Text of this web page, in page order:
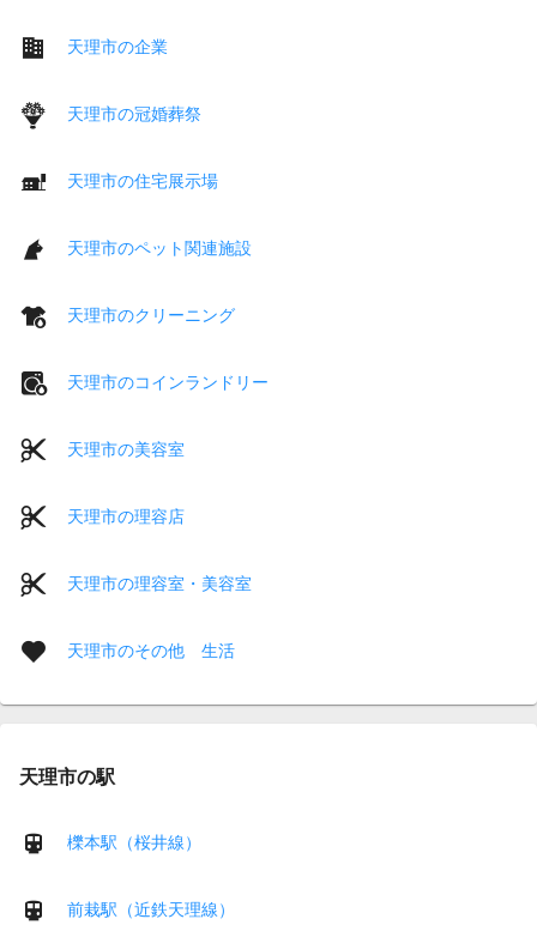
天理市の企業
天理市の冠婚葬祭
天理市の住宅展示場
天理市のペット関連施設
天理市のクリーニング
天理市のコインランドリー
天理市の美容室
天理市の理容店
天理市の理容室・美容室
天理市のその他 生活
天理市の駅
櫟本駅（桜井線）
前栽駅（近鉄天理線）